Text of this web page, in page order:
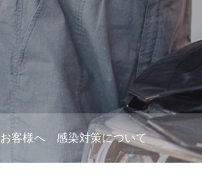
お客様へ 感染対策について